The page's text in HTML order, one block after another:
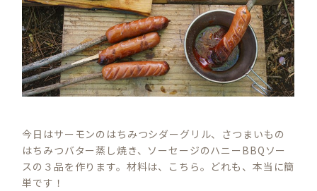
今日はサーモンのはちみつシダーグリル、さつまいもの
はちみつバター蒸し焼き、ソーセージのハニーBBQソー
スの３品を作ります。材料は、こちら。どれも、本当に簡
単です！